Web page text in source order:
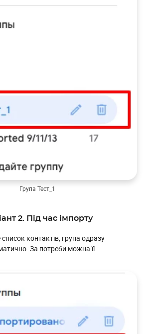
Група Тест_1
2. Під час імпорту
контактів, група одразу
За потреби можна її